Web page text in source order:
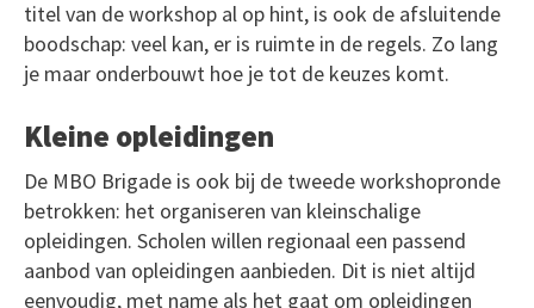
titel van de workshop al op hint, is ook de afsluitende
boodschap: veel kan, er is ruimte in de regels. Zo lang
je maar onderbouwt hoe je tot de keuzes komt.
Kleine opleidingen
De MBO Brigade is ook bij de tweede workshopronde
betrokken: het organiseren van kleinschalige
opleidingen. Scholen willen regionaal een passend
aanbod van opleidingen aanbieden. Dit is niet altijd
eenvoudig, met name als het gaat om opleidingen